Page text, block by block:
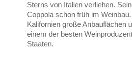
Sterns von Italien verliehen.
Coppola schon früh im
Kalifornien große Anbauflächen
einem der besten
Staaten.